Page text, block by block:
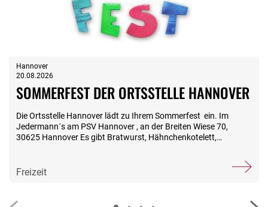
Hannover
20.08.2026
SOMMERFEST DER ORTSSTELLE HANNOVER
Die Ortsstelle Hannover lädt zu Ihrem Sommerfest ein. Im
Jedermann´s am PSV Hannover , an der Breiten Wiese 70,
30625 Hannover Es gibt Bratwurst, Hähnchenkotelett,
15,00 € p.P. Vorverkauf ab 01.Juli 2026 in der Ortsstelle
Eintrittsbändchen ist am Einlass vorzuzeigen.
Freizeit